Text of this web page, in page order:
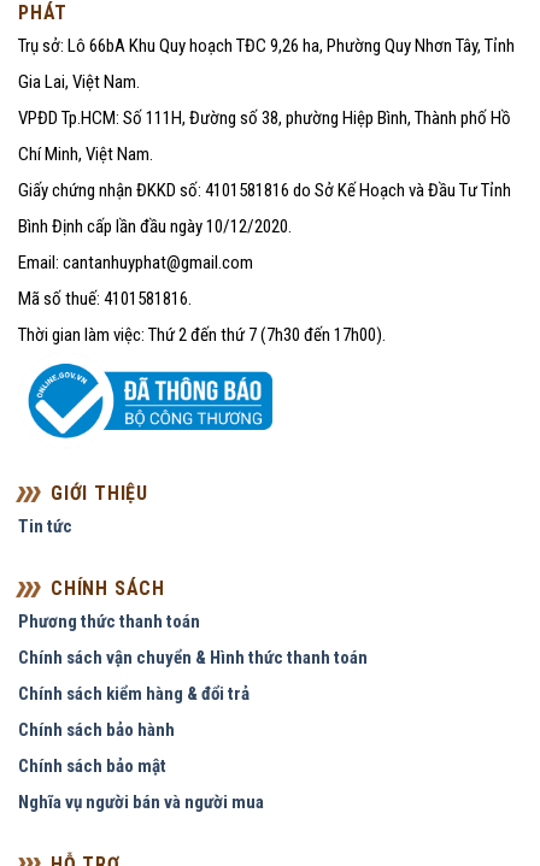
PHÁT
Trụ sở: Lô 66bA Khu Quy hoạch TĐC 9,26 ha, Phường Quy Nhơn Tây, Tỉnh
Gia Lai, Việt Nam.
VPĐD Tp.HCM: Số 111H, Đường số 38, phường Hiệp Bình, Thành phố Hồ
Chí Minh, Việt Nam.
Giấy chứng nhận ĐKKD số: 4101581816 do Sở Kế Hoạch và Đầu Tư Tỉnh
Bình Định cấp lần đầu ngày 10/12/2020.
Email: cantanhuyphat@gmail.com
Mã số thuế: 4101581816.
Thời gian làm việc: Thứ 2 đến thứ 7 (7h30 đến 17h00).
GIỚI THIỆU
Tin tức
CHÍNH SÁCH
Phương thức thanh toán
Chính sách vận chuyển & Hình thức thanh toán
Chính sách kiểm hàng & đổi trả
Chính sách bảo hành
Chính sách bảo mật
Nghĩa vụ người bán và người mua